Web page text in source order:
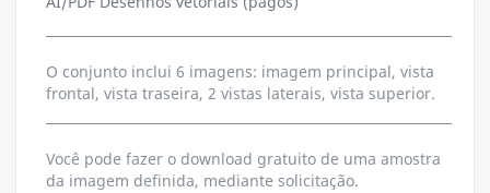
O conjunto inclui 6 imagens: imagem principal, vista
frontal, vista traseira, 2 vistas laterais, vista superior.
Você pode fazer o download gratuito de uma amostra
da imagem definida, mediante solicitação.